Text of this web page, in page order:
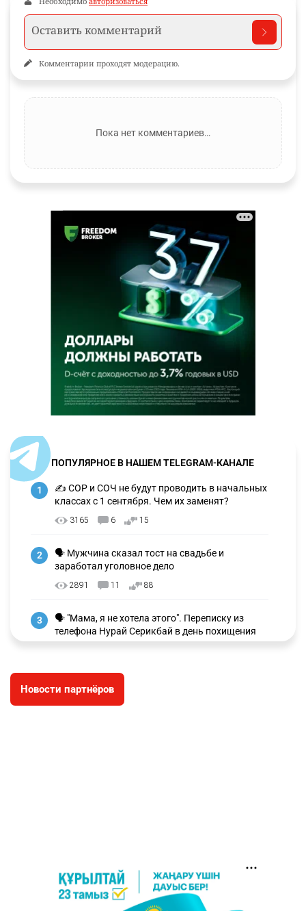
Комментарии проходят модерацию.
Пока нет комментариев…
ПОПУЛЯРНОЕ В НАШЕМ TELEGRAM-КАНАЛЕ
1
✍️ СОР и СОЧ не будут проводить в начальных
классах с 1 сентября. Чем их заменят?
3165 6 15
2
🗣 Мужчина сказал тост на свадьбе и
заработал уголовное дело
2891 11 88
3
🗣 "Мама, я не хотела этого". Переписку из
телефона Нурай Серикбай в день похищения
зачитали в суде
⚠️ Доброе утро, друзья! Предлагаем обзор
главных новостей за 4 августа
2742 2 39
🚗 Казахстанцев убедили оформить
Новости партнёров